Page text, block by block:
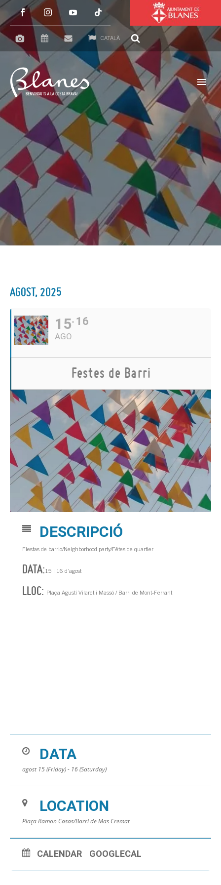
CATALÀ
AGOST, 2025
15
AGO
16
Festes de Barri
DESCRIPCIÓ
Fiestas de barrio/Neighborhood party/Fêtes de quartier
DATA:15 i 16 d’agost
LLOC: Plaça Agustí Vilaret i Massó / Barri de Mont-Ferrant
DATA
agost 15 (Friday) - 16 (Saturday)
LOCATION
Plaça Ramon Casas/Barri de Mas Cremat
CALENDAR GOOGLECAL